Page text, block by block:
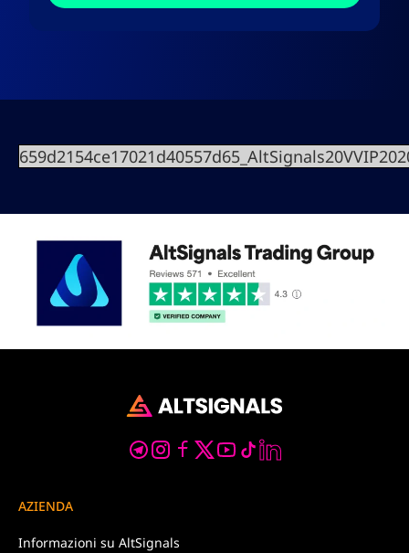
AZIENDA
Informazioni su AltSignals